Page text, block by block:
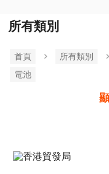
所有類別
首頁 所有類別
電池